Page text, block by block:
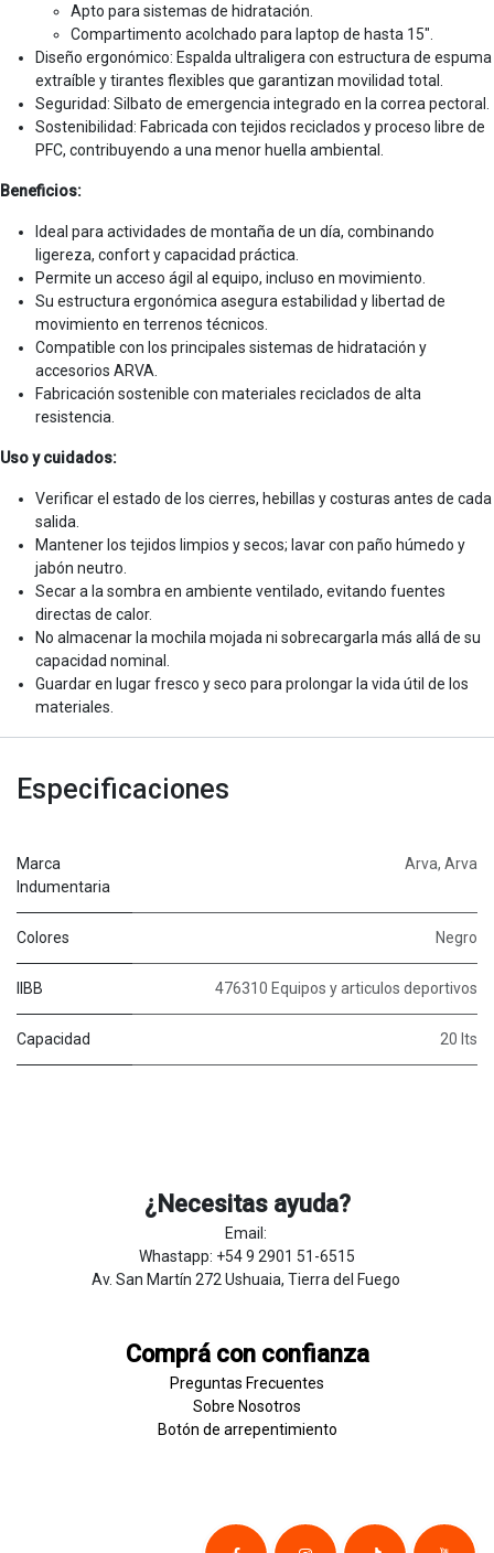
Apto para sistemas de hidratación.
Compartimento acolchado para laptop de hasta 15".
Diseño ergonómico: Espalda ultraligera con estructura de espuma
extraíble y tirantes flexibles que garantizan movilidad total.
Seguridad: Silbato de emergencia integrado en la correa pectoral.
Sostenibilidad: Fabricada con tejidos reciclados y proceso libre de
PFC, contribuyendo a una menor huella ambiental.
Beneficios:
Ideal para actividades de montaña de un día, combinando
ligereza, confort y capacidad práctica.
Permite un acceso ágil al equipo, incluso en movimiento.
Su estructura ergonómica asegura estabilidad y libertad de
movimiento en terrenos técnicos.
Compatible con los principales sistemas de hidratación y
accesorios ARVA.
Fabricación sostenible con materiales reciclados de alta
resistencia.
Uso y cuidados:
Verificar el estado de los cierres, hebillas y costuras antes de cada
salida.
Mantener los tejidos limpios y secos; lavar con paño húmedo y
jabón neutro.
Secar a la sombra en ambiente ventilado, evitando fuentes
directas de calor.
No almacenar la mochila mojada ni sobrecargarla más allá de su
capacidad nominal.
Guardar en lugar fresco y seco para prolongar la vida útil de los
materiales.
Especificaciones
Marca
Indumentaria
Arva, Arva
Colores Negro
IIBB 476310 Equipos y articulos deportivos
Capacidad 20 lts
¿Necesitas ayuda?
Email:
Whastapp: +54 9 2901 51-6515
Av. San Martín 272 Ushuaia, Tierra del Fuego
Comprá con confianza
Preguntas Frecuentes
Sobre Nosotros
Botón de ​arrepentim​​​iento